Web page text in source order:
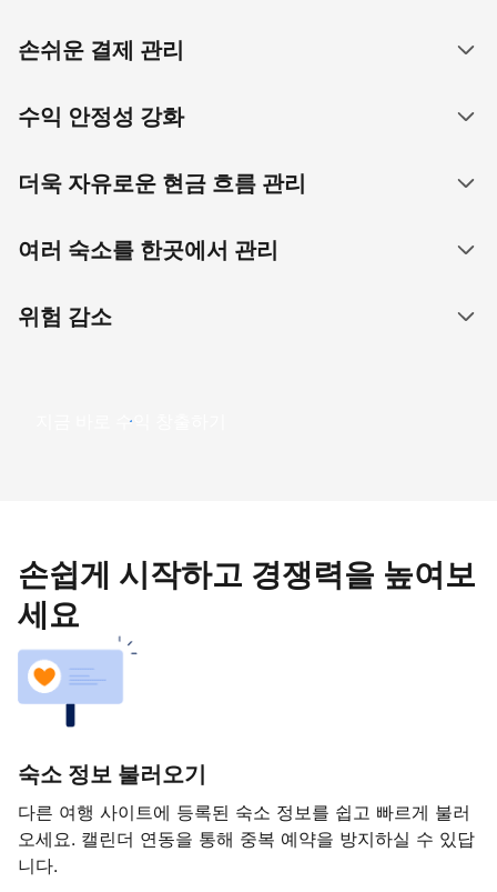
손쉬운 결제 관리
수익 안정성 강화
더욱 자유로운 현금 흐름 관리
여러 숙소를 한곳에서 관리
위험 감소
지금 바로 수익 창출하기
손쉽게 시작하고 경쟁력을 높여보
세요
숙소 정보 불러오기
다른 여행 사이트에 등록된 숙소 정보를 쉽고 빠르게 불러
오세요. 캘린더 연동을 통해 중복 예약을 방지하실 수 있답
니다.